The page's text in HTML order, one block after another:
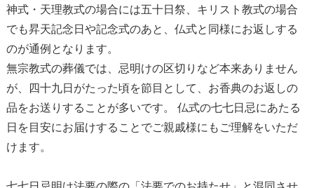
神式・天理教式の場合には五十日祭、キリスト教式の場合
でも昇天記念日や記念式のあと、仏式と同様にお返しする
のが通例となります。
無宗教式の葬儀では、忌明けの区切りなど本来ありません
が、四十九日がたった頃を節目として、お香典のお返しの
品をお送りすることが多いです。 仏式の七七日忌にあたる
日を目安にお届けすることでご親戚様にもご理解をいただ
けます。